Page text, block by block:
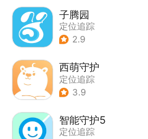
子腾园
定位追踪
2.9
西萌守护
定位追踪
3.9
智能守护5
定位追踪